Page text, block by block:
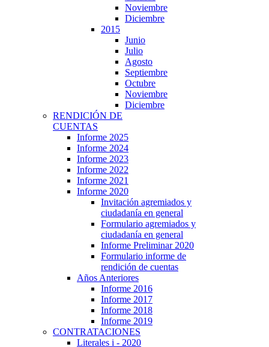
Noviembre
Diciembre
2015
Junio
Julio
Agosto
Septiembre
Octubre
Noviembre
Diciembre
RENDICIÓN DE
CUENTAS
Informe 2025
Informe 2024
Informe 2023
Informe 2022
Informe 2021
Informe 2020
Invitación agremiados y
ciudadanía en general
Formulario agremiados y
ciudadanía en general
Informe Preliminar 2020
Formulario informe de
rendición de cuentas
Años Anteriores
Informe 2016
Informe 2017
Informe 2018
Informe 2019
CONTRATACIONES
Literales i - 2020